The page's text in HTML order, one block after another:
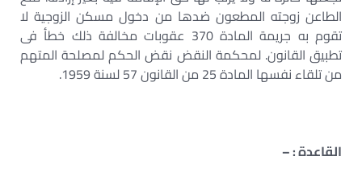
الطاعن زوجته المطعون ضدها من دخول مسكن الزوجية لا
تقوم به جريمة المادة 370 عقوبات مخالفة ذلك خطأ فى
تطبيق القانون. لمحكمة النقض نقض الحكم لمصلحة المتهم
من تلقاء نفسها المادة 25 من القانون 57 لسنة 1959.
القاعدة : –